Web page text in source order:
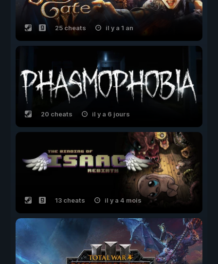
25 cheats il y a 1 an
20 cheats il y a 6 jours
13 cheats il y a 4 mois